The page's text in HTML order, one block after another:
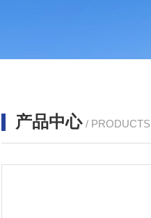
产品中心 / PRODUCTS